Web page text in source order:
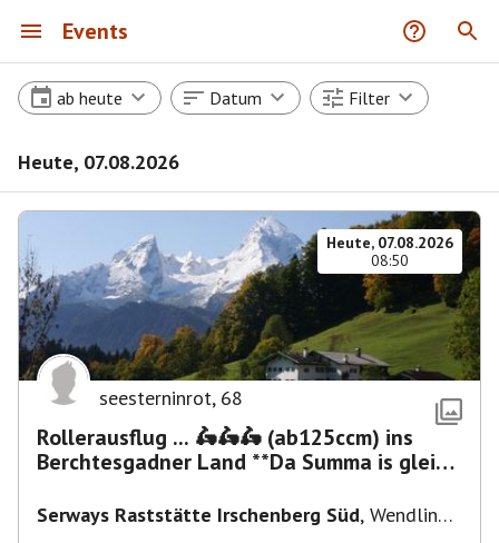
Events
ab heute Datum Filter
Heute, 07.08.2026
Heute, 07.08.2026
08:50
seesterninrot, 68
Rollerausflug ... 🛵🛵🛵 (ab125ccm) ins
Berchtesgadner Land **Da Summa is glei
Serways Raststätte Irschenberg Süd, Wendling